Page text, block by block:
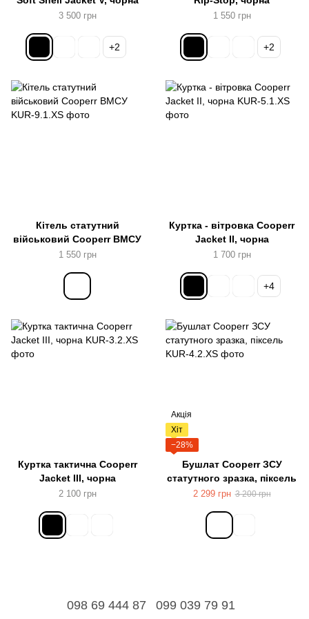
3 500 грн
+2
1 550 грн
+2
Кітель статутний
військовий Cooperr ВМСУ
1 550 грн
Куртка - вітровка Cooperr
Jacket II, чорна
1 700 грн
+4
Куртка тактична Cooperr
Jacket III, чорна
2 100 грн
Акція
Хіт
−28%
Бушлат Сooperr ЗСУ
статутного зразка, піксель
2 299 грн 3 200 грн
098 69 444 87 099 039 79 91